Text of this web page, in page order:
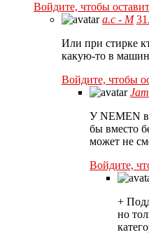
Войдите, чтобы
а.с - М
Или при стирке
какую-то в
Войдите, чтобы
У NEMEN
бы вместо
может не
Войдите,
+
но